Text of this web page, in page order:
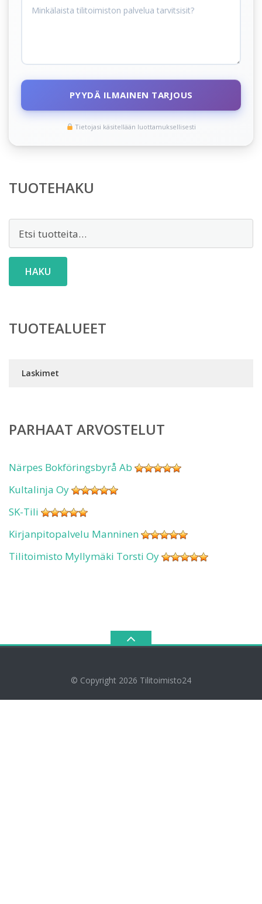
PYYDÄ ILMAINEN TARJOUS
Tietojasi käsitellään luottamuksellisesti
TUOTEHAKU
HAKU
TUOTEALUEET
Laskimet
PARHAAT ARVOSTELUT
Närpes Bokföringsbyrå Ab
Kultalinja Oy
SK-Tili
Kirjanpitopalvelu Manninen
Tilitoimisto Myllymäki Torsti Oy
© Copyright 2026 Tilitoimisto24